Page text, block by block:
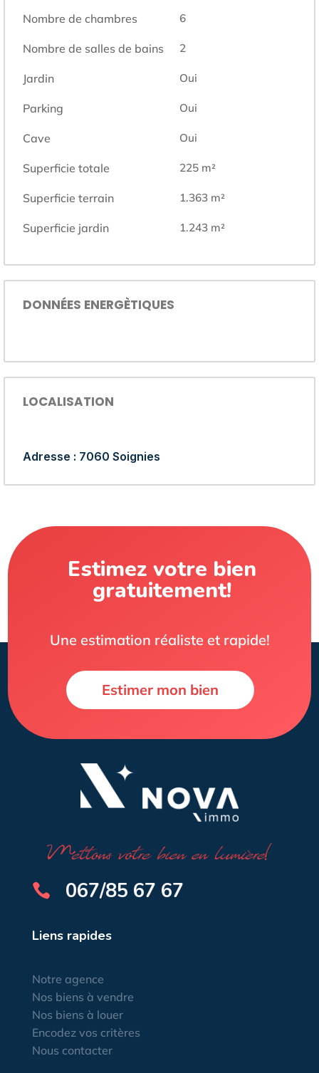
Nombre de chambres 6
Nombre de salles de bains 2
Jardin Oui
Parking Oui
Cave Oui
Superficie totale 225 m²
Superficie terrain 1.363 m²
Superficie jardin 1.243 m²
DONNÉES ENERGÈTIQUES
LOCALISATION
Adresse : 7060 Soignies
Estimez votre bien
gratuitement!
Une estimation réaliste et rapide!
Estimer mon bien
 067/85 67 67
Liens rapides
Notre agence
Nos biens à vendre
Nos biens à louer
Encodez vos critères
Nous contacter